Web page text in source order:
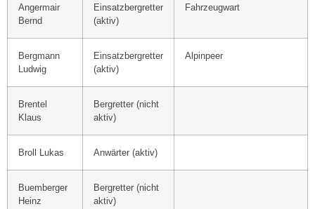
Angermair
Bernd
Einsatzbergretter
(aktiv)
Fahrzeugwart
Bergmann
Ludwig
Einsatzbergretter
(aktiv)
Alpinpeer
Brentel
Klaus
Bergretter (nicht
aktiv)
Broll Lukas Anwärter (aktiv)
Buemberger
Heinz
Bergretter (nicht
aktiv)